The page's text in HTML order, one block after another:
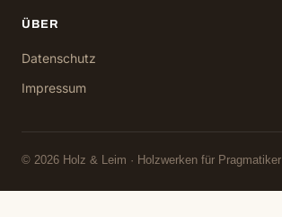
ÜBER
Datenschutz
Impressum
© 2026 Holz & Leim · Holzwerken für Pragmatiker